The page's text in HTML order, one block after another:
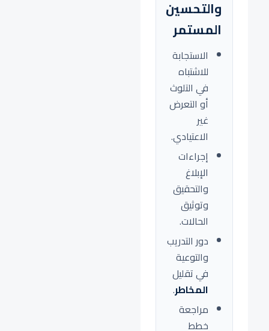
والتحسين
المستمر
الاستجابة
للاشتباه
في التلوث
أو التعرض
غير
الاعتيادي.
إجراءات
الإبلاغ
والتحقيق
وتوثيق
الحالات.
دور التدريب
والتوعية
في تقليل
المخاطر.
مراجعة
خطط